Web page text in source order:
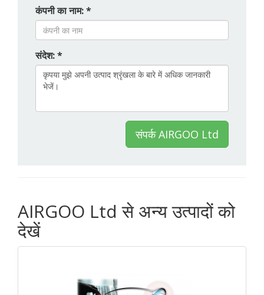
कंपनी का नाम: *
संदेश: *
संपर्क AIRGOO Ltd
AIRGOO Ltd से अन्य उत्पादों को
देखें